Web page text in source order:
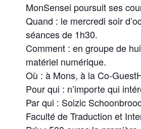
MonSensei poursuit ses
Quand : le mercredi soir
séances de 1h30.
Comment : en groupe de
matériel numérique.
Où : à Mons, à la Co-
Pour qui : n’importe qui
Par qui : Soizic
Faculté de Traduction et